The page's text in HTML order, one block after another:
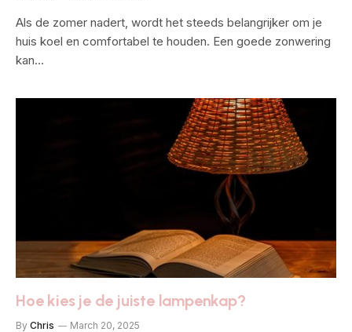
Als de zomer nadert, wordt het steeds belangrijker om je
huis koel en comfortabel te houden. Een goede zonwering
kan…
Hoe kies je de juiste lampenkap?
By Chris March 20, 2025